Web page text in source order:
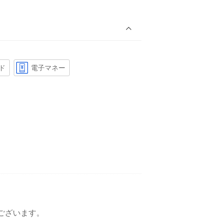
電子マネー
います。